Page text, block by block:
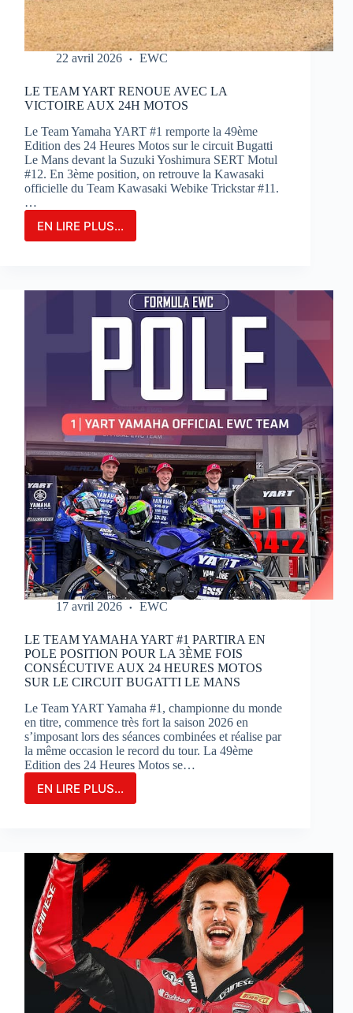
22 avril 2026 EWC
LE TEAM YART RENOUE AVEC LA
VICTOIRE AUX 24H MOTOS
Le Team Yamaha YART #1 remporte la 49ème
Edition des 24 Heures Motos sur le circuit Bugatti
Le Mans devant la Suzuki Yoshimura SERT Motul
#12. En 3ème position, on retrouve la Kawasaki
officielle du Team Kawasaki Webike Trickstar #11.
…
EN LIRE PLUS...
LE
AVEC
VICTOIRE
MOTOS
17 avril 2026 EWC
LE TEAM YAMAHA YART #1 PARTIRA EN
POLE POSITION POUR LA 3ÈME FOIS
CONSÉCUTIVE AUX 24 HEURES MOTOS
SUR LE CIRCUIT BUGATTI LE MANS
Le Team YART Yamaha #1, championne du monde
en titre, commence très fort la saison 2026 en
s’imposant lors des séances combinées et réalise par
la même occasion le record du tour. La 49ème
Edition des 24 Heures Motos se…
EN LIRE PLUS...
LE
#1
PARTIRA
EN
POSITION
POUR
LA
3ÈME
FOIS
CONSÉCUTIVE
AUX